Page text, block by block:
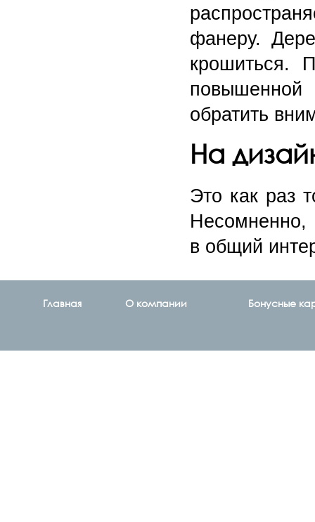
фанеру.
крошиться.
обратить
На
Это как раз
Несомненно,
в общий
Главная О компании Бонусные